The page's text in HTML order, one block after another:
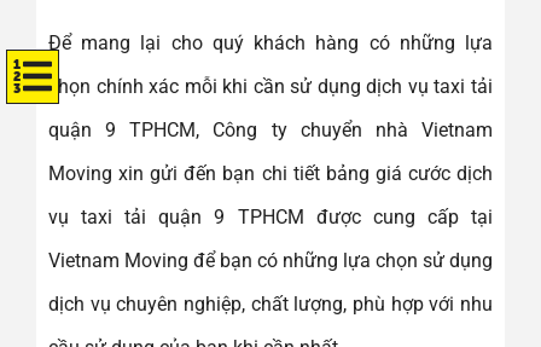
Để mang lại cho quý khách hàng có những lựa
chọn chính xác mỗi khi cần sử dụng dịch vụ taxi tải
quận 9 TPHCM, Công ty chuyển nhà Vietnam
Moving xin gửi đến bạn chi tiết bảng giá cước dịch
vụ taxi tải quận 9 TPHCM được cung cấp tại
Vietnam Moving để bạn có những lựa chọn sử dụng
dịch vụ chuyên nghiệp, chất lượng, phù hợp với nhu